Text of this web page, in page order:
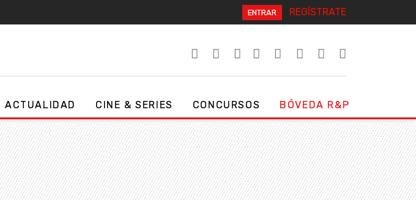
ENTRAR REGÍSTRATE
ACTUALIDAD CINE & SERIES CONCURSOS BÓVEDA R&P